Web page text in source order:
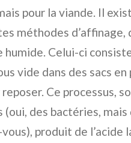
pour la viande. Il
méthodes d’affinage,
humide. Celui-ci
vide dans des sacs
Ce processus,
(oui, des bactéries,
produit de l’acide